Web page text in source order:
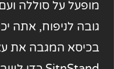
מופעל על סוללה
גובה לניפוח, אתה
בכיסא המגבה את